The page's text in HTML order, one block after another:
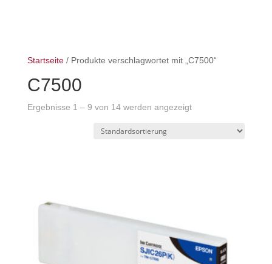
Startseite/ Produkte verschlagwortet mit „C7500“
C7500
Ergebnisse 1 – 9 von 14 werden angezeigt